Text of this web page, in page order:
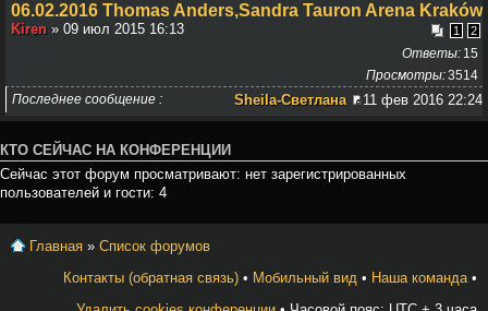
06.02.2016 Thomas Anders,Sandra Tauron Arena Kraków
1 2
Kiren » 09 июл 2015 16:13
15
Ответы
3514
Просмотры
Последнее сообщение
Sheila-Светлана 11 фев 2016 22:24
КТО СЕЙЧАС НА КОНФЕРЕНЦИИ
Сейчас этот форум просматривают: нет зарегистрированных
пользователей и гости: 4
Главная » Список форумов
Контакты (обратная связь) • Мобильный вид • Наша команда•